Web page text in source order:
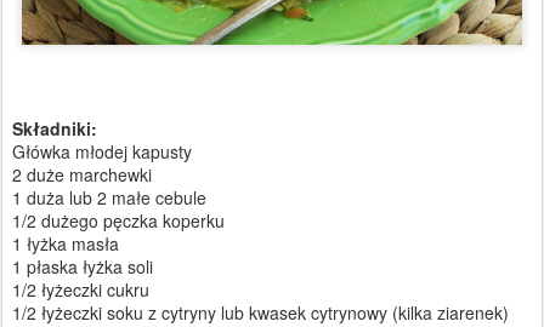
Składniki:
Główka młodej kapusty
2 duże marchewki
1 duża lub 2 małe cebule
1/2 dużego pęczka koperku
1 łyżka masła
1 płaska łyżka soli
1/2 łyżeczki cukru
1/2 łyżeczki soku z cytryny lub kwasek cytrynowy (kilka ziarenek)